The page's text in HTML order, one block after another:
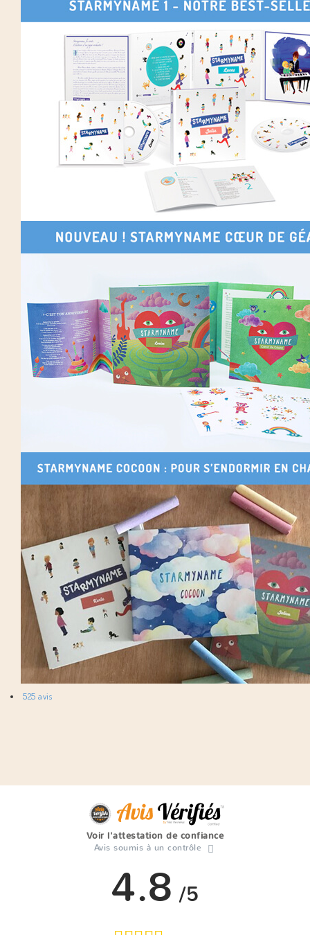
525 avis
Voir l'attestation de confiance
Avis soumis à un contrôle
4.8 /5